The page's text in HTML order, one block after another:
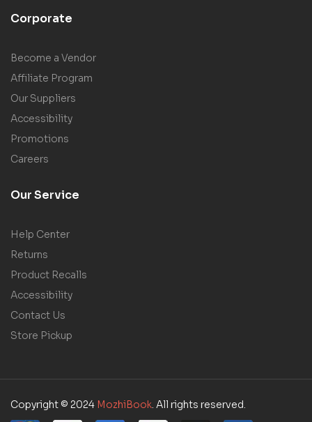
Corporate
Become a Vendor
Affiliate Program
Our Suppliers
Accessibility
Promotions
Careers
Our Service
Help Center
Returns
Product Recalls
Accessibility
Contact Us
Store Pickup
Copyright © 2024 MozhiBook. All rights reserved.